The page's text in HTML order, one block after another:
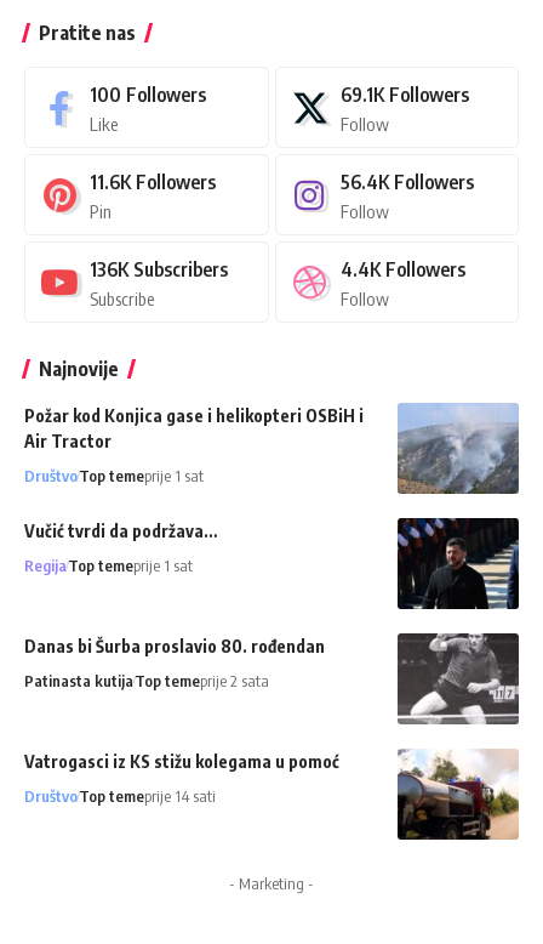
Pratite nas
100 Followers
Like
69.1K Followers
Follow
11.6K Followers
Pin
56.4K Followers
Follow
136K Subscribers
Subscribe
4.4K Followers
Follow
Najnovije
Požar kod Konjica gase i helikopteri OSBiH i
Air Tractor
DruštvoTop temeprije 1 sat
Vučić tvrdi da podržava…
RegijaTop temeprije 1 sat
Danas bi Šurba proslavio 80. rođendan
Patinasta kutijaTop temeprije 2 sata
Vatrogasci iz KS stižu kolegama u pomoć
DruštvoTop temeprije 14 sati
- Marketing -